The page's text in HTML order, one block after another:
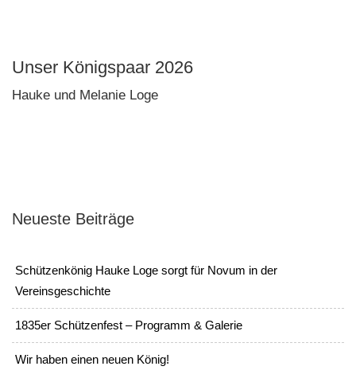
Unser Königspaar 2026
Hauke und Melanie Loge
Neueste Beiträge
Schützenkönig Hauke Loge sorgt für Novum in der
Vereinsgeschichte
1835er Schützenfest – Programm & Galerie
Wir haben einen neuen König!